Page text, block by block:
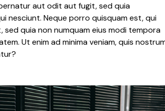
aut odit aut fugit, sed quia
nesciunt. Neque porro quisquam est, qui
quia non numquam eius modi tempora
Ut enim ad minima veniam, quis